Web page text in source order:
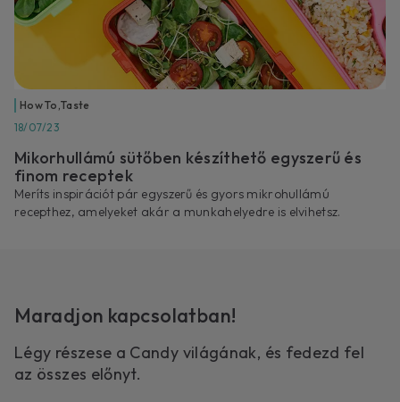
How To ,Taste
18/07/23
Mikorhullámú sütőben készíthető egyszerű és
finom receptek
Meríts inspirációt pár egyszerű és gyors mikrohullámú
recepthez, amelyeket akár a munkahelyedre is elvihetsz.
Maradjon kapcsolatban!
Légy részese a Candy világának, és fedezd fel
az összes előnyt.